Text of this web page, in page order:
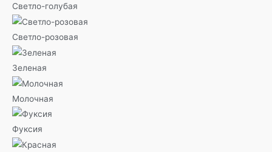
Светло-голубая
Светло-розовая
Зеленая
Молочная
Фуксия